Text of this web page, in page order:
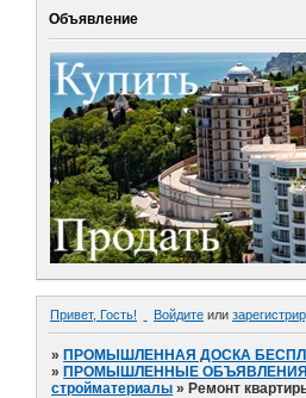
Объявление
Привет, Гость! Войдите или
»ПРОМЫШЛЕННАЯ ДОСКА
»ПРОМЫШЛЕННЫЕ ОБЪЯВЛЕНИЯ
стройматериалы »Ремонт